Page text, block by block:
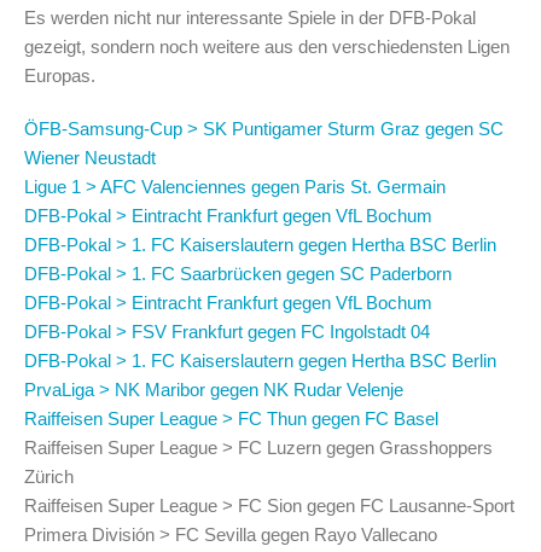
Es werden nicht nur interessante Spiele in der DFB-Pokal
gezeigt, sondern noch weitere aus den verschiedensten Ligen
Europas.
ÖFB-Samsung-Cup > SK Puntigamer Sturm Graz gegen SC
Wiener Neustadt
Ligue 1 > AFC Valenciennes gegen Paris St. Germain
DFB-Pokal > Eintracht Frankfurt gegen VfL Bochum
DFB-Pokal > 1. FC Kaiserslautern gegen Hertha BSC Berlin
DFB-Pokal > 1. FC Saarbrücken gegen SC Paderborn
DFB-Pokal > Eintracht Frankfurt gegen VfL Bochum
DFB-Pokal > FSV Frankfurt gegen FC Ingolstadt 04
DFB-Pokal > 1. FC Kaiserslautern gegen Hertha BSC Berlin
PrvaLiga > NK Maribor gegen NK Rudar Velenje
Raiffeisen Super League > FC Thun gegen FC Basel
Raiffeisen Super League > FC Luzern gegen Grasshoppers
Zürich
Raiffeisen Super League > FC Sion gegen FC Lausanne-Sport
Primera División > FC Sevilla gegen Rayo Vallecano